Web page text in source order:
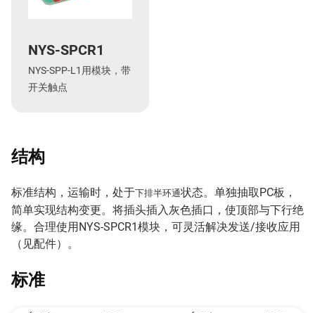
NYS-SPCR1
NYS-SPP-L1用模块，带
开关触点
结构
标准结构，运输时，处于下排半环通状态。单独抽取PC板，
简单实现结构变更。将插头插入灰色插口，使顶部与下行绝
缘。合理使用NYS-SPCR1模块，可灵活解决发送/接收应用
（见配件）。
标准